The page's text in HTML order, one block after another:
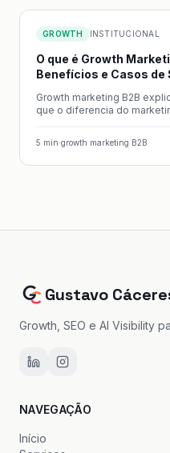
GROWTH INSTITUCIONAL
O que é Growth
Benefícios e Casos de
Growth marketing B2B
que o diferencia do
5 min·growth marketing B2B
Gustavo
Growth, SEO e AI Visibility
NAVEGAÇÃO
Início